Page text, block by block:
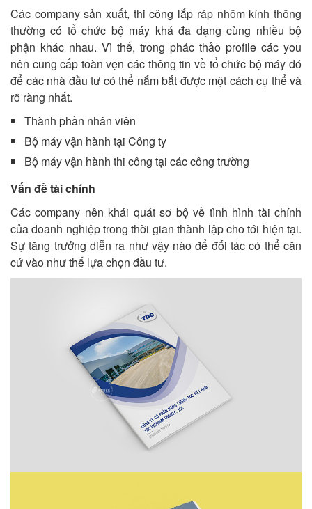
Các company sản xuất, thi công lắp ráp nhôm kính thông
thường có tổ chức bộ máy khá đa dạng cùng nhiều bộ
phận khác nhau. Vì thế, trong phác thảo profile các you
nên cung cấp toàn vẹn các thông tin về tổ chức bộ máy đó
để các nhà đầu tư có thể nắm bắt được một cách cụ thể và
rõ ràng nhất.
Thành phần nhân viên
Bộ máy vận hành tại Công ty
Bộ máy vận hành thi công tại các công trường
Vấn đề tài chính
Các company nên khái quát sơ bộ về tình hình tài chính
của doanh nghiệp trong thời gian thành lập cho tới hiện tại.
Sự tăng trưởng diễn ra như vậy nào để đối tác có thể căn
cứ vào như thế lựa chọn đầu tư.